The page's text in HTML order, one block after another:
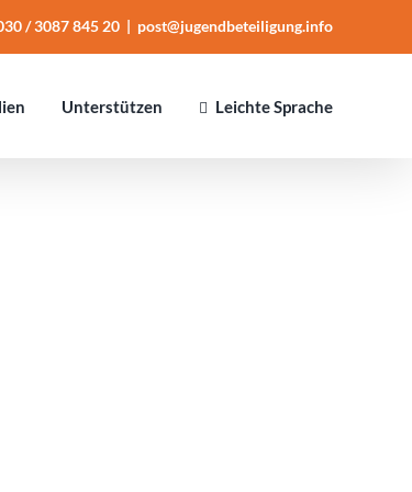
/ 3087 845 20 | post@jugendbeteiligung.info
Unter­stüt­zen Leichte Sprache